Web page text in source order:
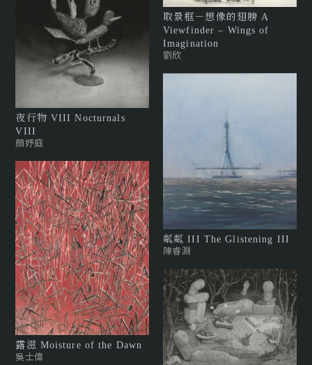
夜行物 VIII Nocturnals
VIII
顏妤庭
露滋 Moisture of the Dawn
吳士偉
取景框－想像的翅膀 A
Viewfinder – Wings of
Imagination
劉欣
粼粼 III The Glistening III
陳睿淵